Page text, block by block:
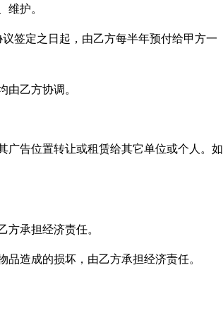
维护。
议签定之日起，由乙方每半年预付给甲方一
由乙方协调。
广告位置转让或租赁给其它单位或个人。如
承担经济责任。
造成的损坏，由乙方承担经济责任。